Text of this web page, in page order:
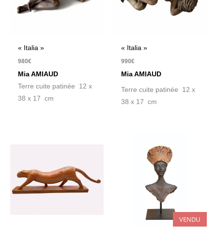
« Italia »
980€
Mia AMIAUD
Terre cuite patinée 12 x
38 x 17 cm
« Italia »
990€
Mia AMIAUD
Terre cuite patinée 12 x
38 x 17 cm
VENDU